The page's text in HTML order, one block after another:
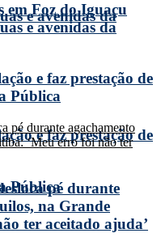
e avenidas da
e faz prestação de
Pública
em Foz do Iguaçu
e avenidas da
e faz prestação de
Pública
pé durante
na Grande
ter aceitado ajuda’